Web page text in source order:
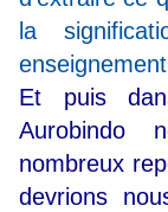
la
Et puis
Aurobindo
nombreux
devrions